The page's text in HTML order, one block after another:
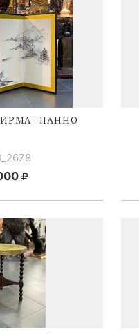
- ПАННО